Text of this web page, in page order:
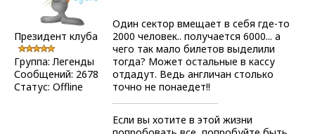
Президент клуба
Группа: Легенды
Сообщений: 2678
Статус: Offline
Один сектор вмещает в себя где-то
2000 человек.. получается 6000... а
чего так мало билетов выделили
тогда? Может остальные в кассу
отдадут. Ведь англичан столько
точно не понаедет!!
Если вы хотите в этой жизни